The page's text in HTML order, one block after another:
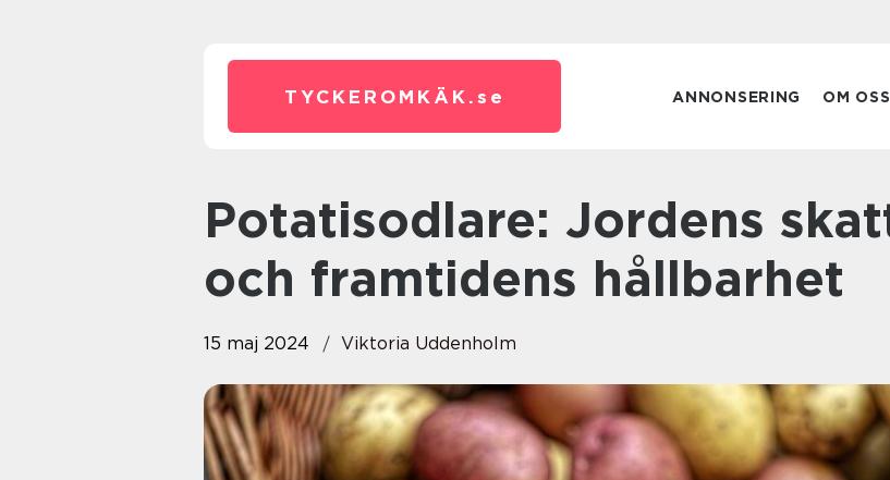
TYCKEROMKÄK. se ANNONSERING OM OSS
Potatisodlare: Jordens skatt
och framtidens hållbarhet
15 maj 2024 Viktoria Uddenholm